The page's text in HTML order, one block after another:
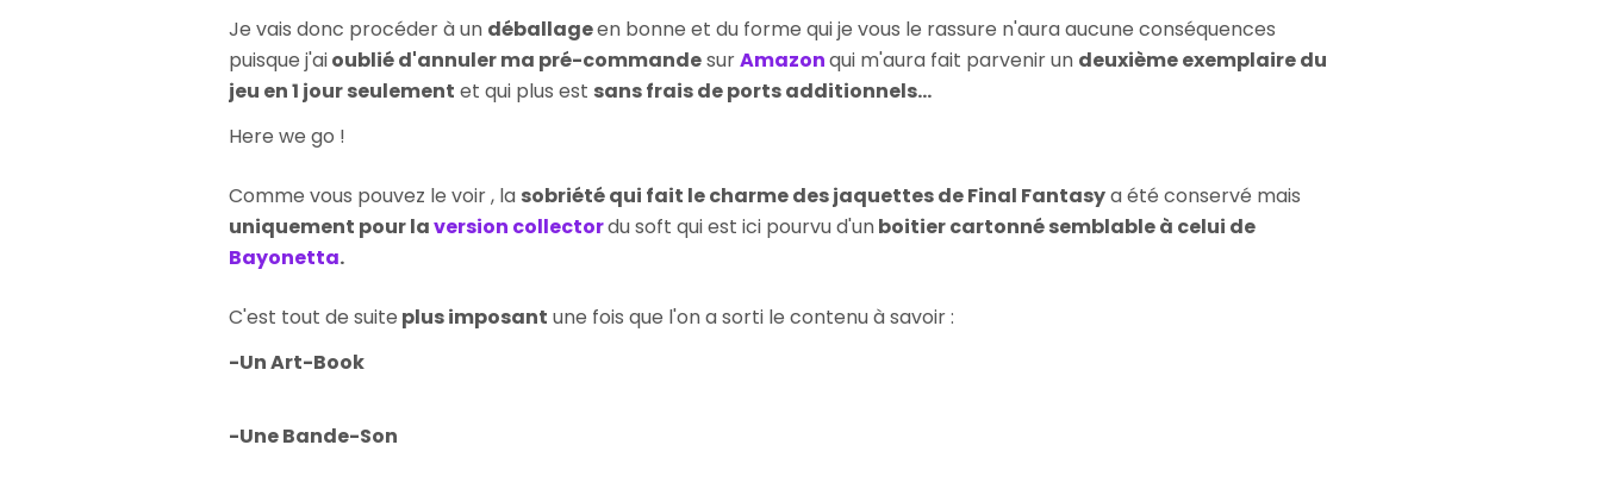
Collector
Je vais donc procéder à un déballageen bonne et du forme qui je vous le rassure n'aura aucune conséquences
puisque j'aioublié d'annuler ma pré-commandesurAmazonqui m'aura fait parvenir un deuxième exemplaire du
jeu en 1 jour seulement et qui plus est sans frais de ports additionnels...
Here we go !
Comme vous pouvez le voir , la sobriété qui fait le charme des jaquettes de Final Fantasya été conservé mais
uniquement pour laversion collectordu soft qui est ici pourvu d'unboitier cartonné semblable à celui de
Bayonetta.
C'est tout de suite plus imposant une fois que l'on a sorti le contenu à savoir :
-Un Art-Book
-Une Bande-Son